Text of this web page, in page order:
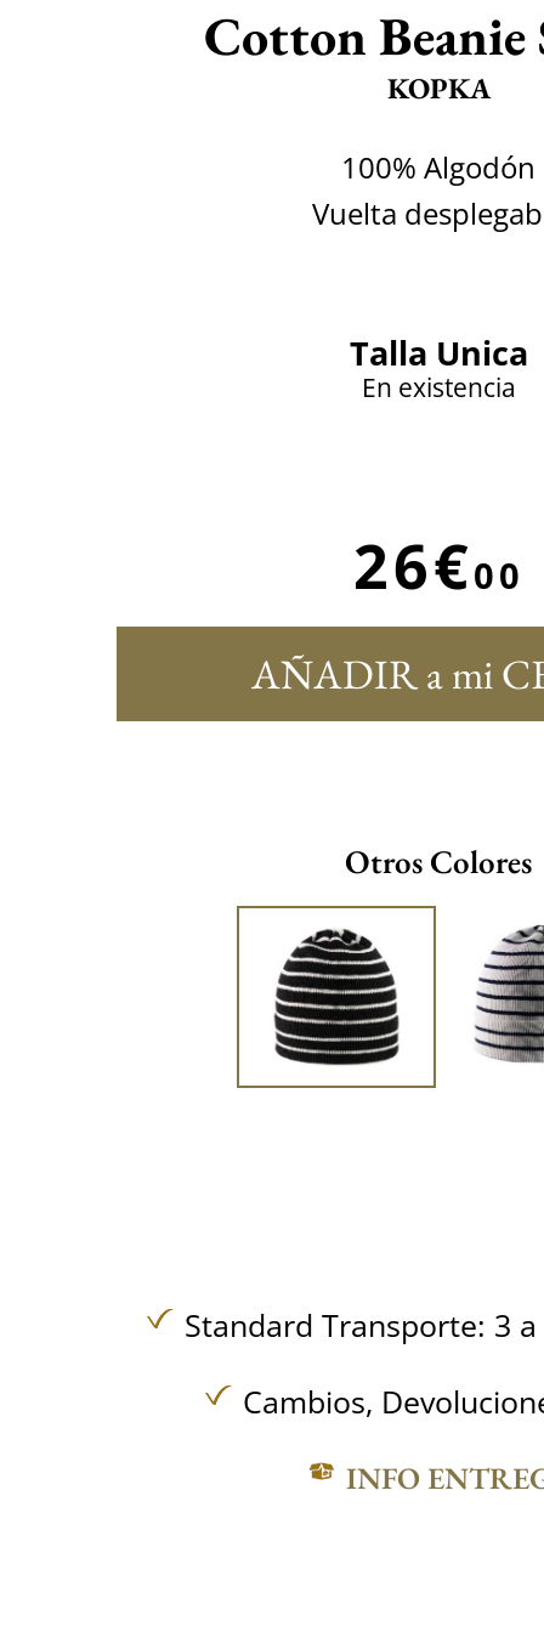
Cotton Beanie
KOPKA
100% Algodón
Vuelta
Talla Unica
En existencia
26€00
AÑADIR a mi
Otros Colores
Standard Transporte: 3
Cambios,
INFO